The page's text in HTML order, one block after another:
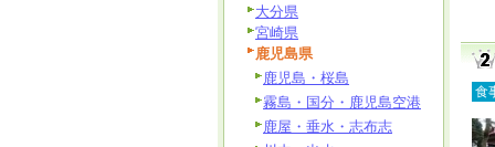
食
大分県
宮崎県
鹿児島県
鹿児島・桜島
霧島・国分・鹿児島空港
鹿屋・垂水・志布志